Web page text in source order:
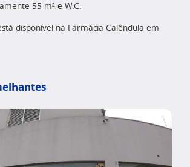
55 m² e W.C.
disponível na Farmácia Calêndula em